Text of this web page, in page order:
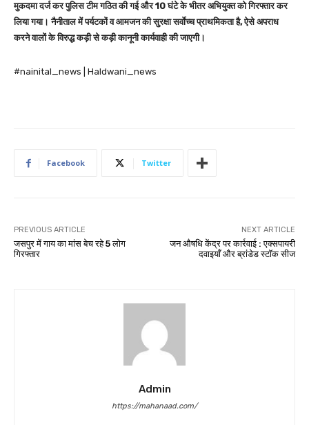
मुकदमा दर्ज कर पुलिस टीम गठित की गई और 10 घंटे के भीतर अभियुक्त को गिरफ्तार कर
लिया गया। नैनीताल में पर्यटकों व आमजन की सुरक्षा सर्वाेच्च प्राथमिकता है, ऐसे अपराध
करने वालों के विरुद्ध कड़ी से कड़ी कानूनी कार्यवाही की जाएगी।
#nainital_news | Haldwani_news
Facebook Twitter
PREVIOUS ARTICLE
जसपुर में गाय का मांस बेच रहे 5 लोग
गिरफ्तार
NEXT ARTICLE
जन औषधि केंद्र पर कार्रवाई : एक्सपायरी
दवाइयाँ और ब्रांडेड स्टॉक सीज
Admin
https://mahanaad.com/